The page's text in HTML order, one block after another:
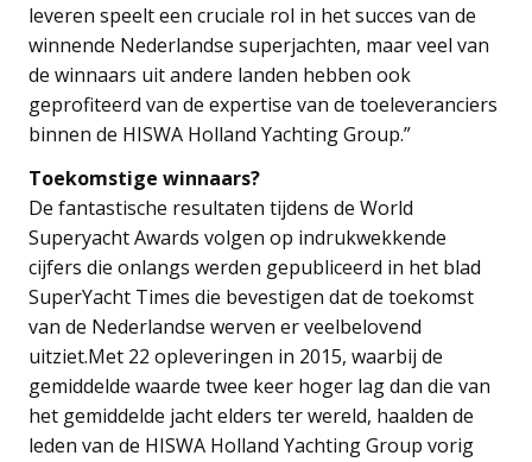
leveren speelt een cruciale rol in het succes van de
winnende Nederlandse superjachten, maar veel van
de winnaars uit andere landen hebben ook
geprofiteerd van de expertise van de toeleveranciers
binnen de HISWA Holland Yachting Group.”
Toekomstige winnaars?
De fantastische resultaten tijdens de World
Superyacht Awards volgen op indrukwekkende
cijfers die onlangs werden gepubliceerd in het blad
SuperYacht Times die bevestigen dat de toekomst
van de Nederlandse werven er veelbelovend
uitziet.Met 22 opleveringen in 2015, waarbij de
gemiddelde waarde twee keer hoger lag dan die van
het gemiddelde jacht elders ter wereld, haalden de
leden van de HISWA Holland Yachting Group vorig